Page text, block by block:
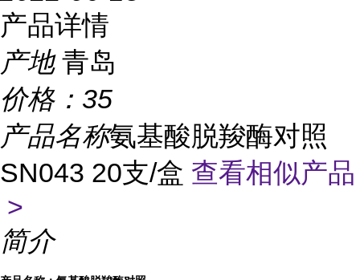
产品详情
产地 青岛
价格： 35
产品名称氨基酸脱羧酶对照
SN043 20支/盒 查看相似产品
>
简介